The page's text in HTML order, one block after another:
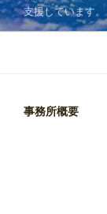
ス
キ
支援しています。
事務所概要